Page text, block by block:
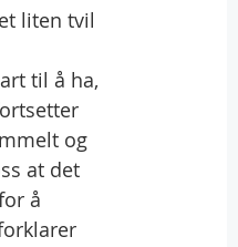
liten tvil
til å ha,
og
at det
å